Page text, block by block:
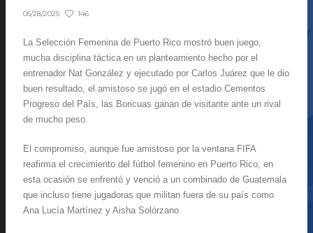
05/28/2025 146
La Selección Femenina de Puerto Rico mostró buen juego,
mucha disciplina táctica en un planteamiento hecho por el
entrenador Nat González y ejecutado por Carlos Juárez que le dio
buen resultado, el amistoso se jugó en el estadio Cementos
Progreso del País, las Boricuas ganan de visitante ante un rival
de mucho peso.
El compromiso, aunque fue amistoso por la ventana FIFA
reafirma el crecimiento del fútbol femenino en Puerto Rico, en
esta ocasión se enfrentó y venció a un combinado de Guatemala
que incluso tiene jugadoras que militan fuera de su país como
Ana Lucía Martínez y Aisha Solórzano